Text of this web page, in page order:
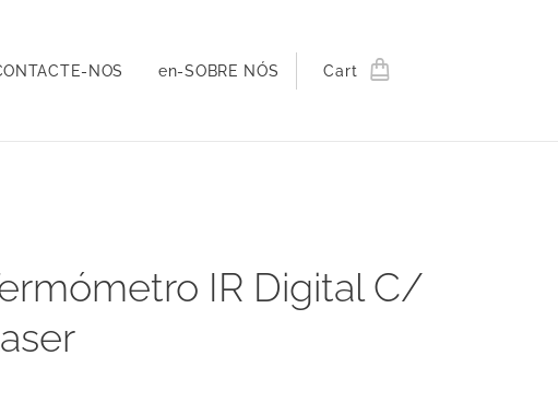
NOS en-SOBRE NÓS Cart
IR Digital C/